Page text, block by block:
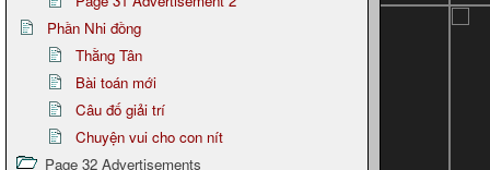
Phần Nhi đồng
Thằng Tân
Bài toán mới
Câu đố giải trí
Chuyện vui cho con nít
Page 32 Advertisements